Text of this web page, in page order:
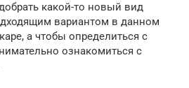
какой-то новый вид
вариантом в данном
а чтобы определиться с
ознакомиться с